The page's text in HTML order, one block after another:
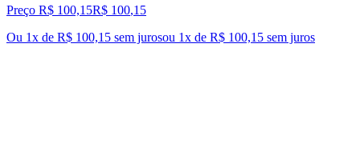
Preço R$ 100,15R$ 100,15
Ou 1x de R$ 100,15 sem jurosou 1x de R$ 100,15 sem juros